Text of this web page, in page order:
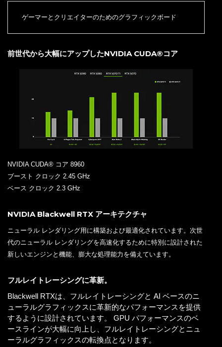
ゲーマーとクリエイターのためのグラフィックボード
前世代から大幅にアップしたNVIDIA CUDA®コア
NVIDIA CUDA® コア 8960
ブースト クロック 2.45 GHz
ベース クロック 2.3 GHz
NVIDIA Blackwell RTX アーキテクチャ
ニューラル レンダリング用に構築および最適化されています。次世
代のニューラル レンダリングを高速化するために特別に設計された
新しいエンジンと機能、膨大な処理能力を備えています。
フルレイトレーシングに革新。
Blackwell RTXは、フルレイトレーシングと AI ベースのニ
ューラルグラフィックスに革新的なパフォーマンスを提供
するように設計されています。 GPU パフォーマンスのベ
ースラインが大幅に向上し、フルレイトレーシングとニュ
ーラルグラフィックスの転換点となります。